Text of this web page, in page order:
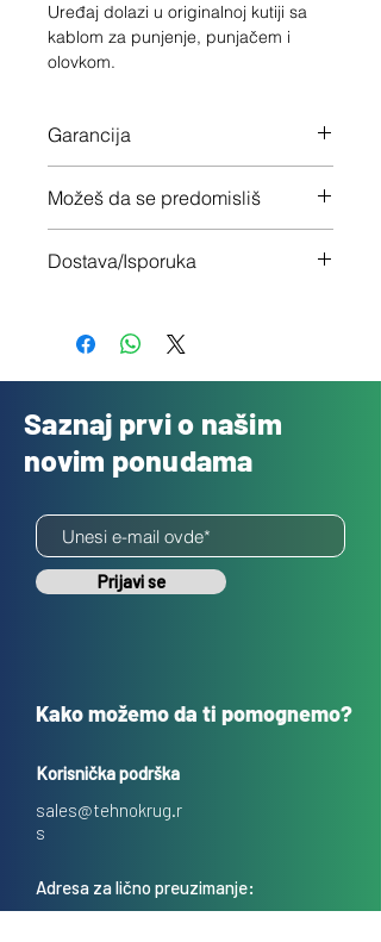
Uređaj dolazi u originalnoj kutiji sa
kablom za punjenje, punjačem i
olovkom.
Garancija
Možeš da se predomisliš
nisi zadovoljan
Dostava/Isporuka
Saznaj prvi o našim
novim ponudama
Prijavi se
Kako možemo da ti pomognemo?
Korisnička podrška
sales@tehnokrug.r
s
Adresa za lično preuzimanje: